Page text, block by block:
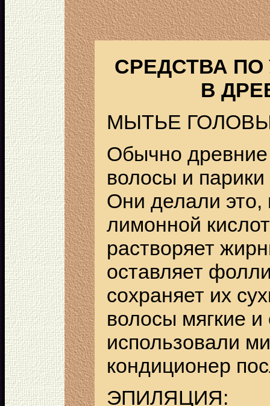
СРЕДСТВА
В
МЫТЬЕ
Обычно
волосы и
Они делали
лимонной
растворяет
оставляет
сохраняет их
волосы мягкие
использовали
кондиционер
ЭПИЛЯЦИЯ: